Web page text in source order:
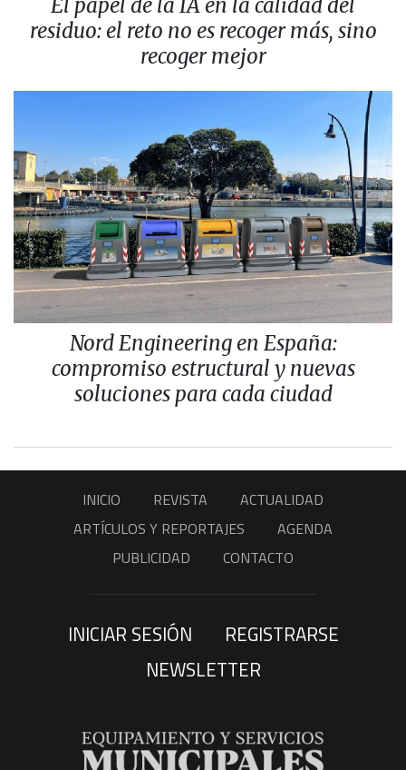
El papel de la IA en la calidad del
residuo: el reto no es recoger más, sino
recoger mejor
Nord Engineering en España:
compromiso estructural y nuevas
soluciones para cada ciudad
INICIO REVISTA
ACTUALIDAD
ARTÍCULOS Y REPORTAJES
AGENDA
PUBLICIDAD
CONTACTO
INICIAR SESIÓN
REGISTRARSE
NEWSLETTER